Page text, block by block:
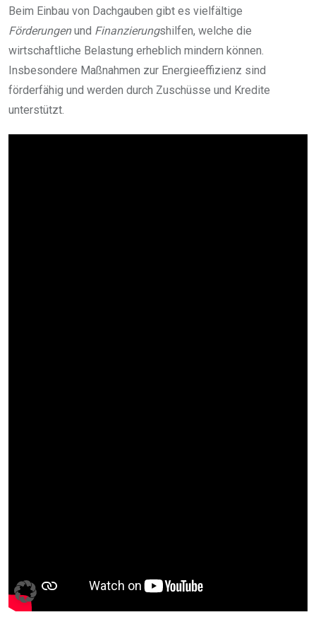
Beim Einbau von Dachgauben gibt es vielfältige
Förderungenund Finanzierungshilfen, welche die
wirtschaftliche Belastung erheblich mindern können.
Insbesondere Maßnahmen zur Energieeffizienz sind
förderfähig und werden durch Zuschüsse und Kredite
unterstützt.